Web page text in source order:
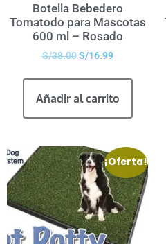
Botella Bebedero
Tomatodo para Mascotas
600 ml – Rosado
S/38.00 S/16.99
Añadir al carrito
¡Oferta!